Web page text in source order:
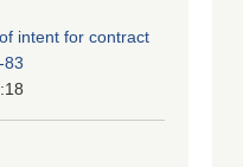
intent for contract
83